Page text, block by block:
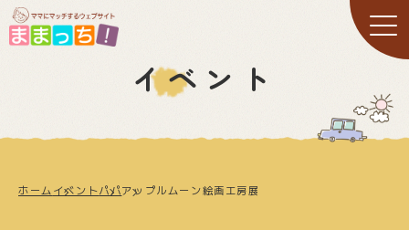
イベント
ホーム イベントパパアップルムーン絵画工房展